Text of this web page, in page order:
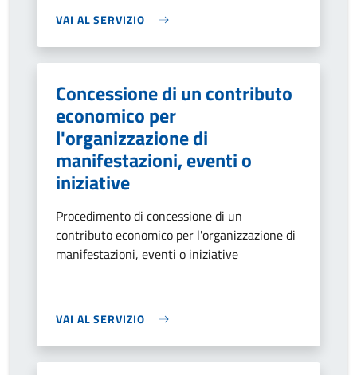
VAI AL SERVIZIO
Concessione di un contributo
economico per
l'organizzazione di
manifestazioni, eventi o
iniziative
Procedimento di concessione di un
contributo economico per l'organizzazione di
manifestazioni, eventi o iniziative
VAI AL SERVIZIO